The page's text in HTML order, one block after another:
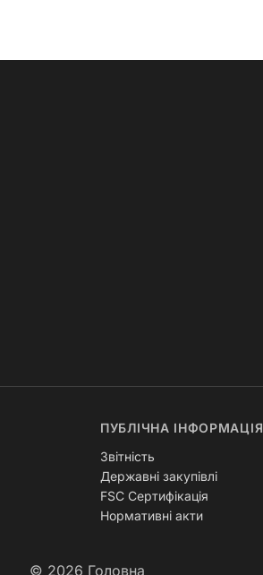
ПУБЛІЧНА ІНФОРМАЦІЯ
Звітність
Державні закупівлі
FSC Сертифікація
Нормативні акти
© 2026 Головна